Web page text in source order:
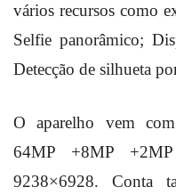
vários recursos como
Selfie panorâmico;
Detecção de silhueta
O aparelho vem
64MP +8MP
9238×6928. Conta